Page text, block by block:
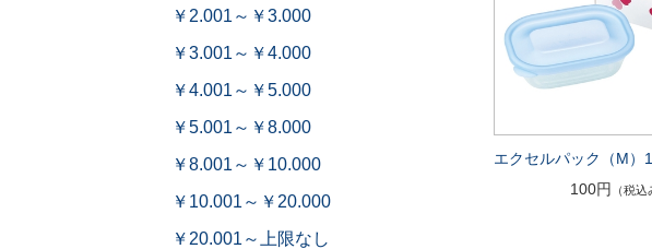
エクセルパック（M）
100円
（税込
￥2.001～￥3.000
￥3.001～￥4.000
￥4.001～￥5.000
￥5.001～￥8.000
￥8.001～￥10.000
￥10.001～￥20.000
￥20.001～上限なし